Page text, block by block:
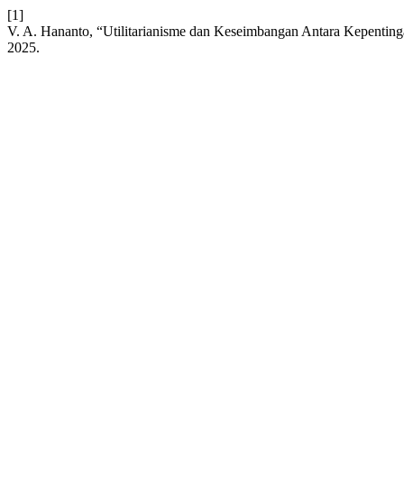
[1]
V. A. Hananto, “Utilitarianisme dan Keseimbangan Antara
2025.